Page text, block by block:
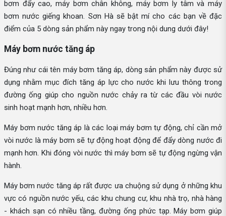
bơm đẩy cao, máy bơm chân không, máy bơm ly tâm và máy
bơm nước giếng khoan. Sơn Hà sẽ bật mí cho các bạn về đặc
điểm của 5 dòng sản phẩm này ngay trong nội dung dưới đây!
Máy bơm nước tăng áp
Đúng như cái tên máy bơm tăng áp, dòng sản phẩm này được sử
dụng nhằm mục đích tăng áp lực cho nước khi lưu thông trong
đường ống giúp cho nguồn nước chảy ra từ các đầu vòi nước
sinh hoạt mạnh hơn, nhiều hơn.
Máy bơm nước tăng áp là các loại máy bơm tự động, chỉ cần mở
vòi nước là máy bơm sẽ tự động hoạt động để đẩy dòng nước đi
mạnh hơn. Khi đóng vòi nước thì máy bơm sẽ tự động ngừng vận
hành.
Máy bơm nước tăng áp rất được ưa chuộng sử dụng ở những khu
vực có nguồn nước yếu, các khu chung cư, khu nhà trọ, nhà hàng
- khách sạn có nhiều tầng, đường ống phức tạp. Máy bơm giúp